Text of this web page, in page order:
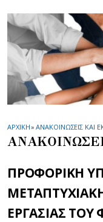
ΑΡΧΙΚΗ» ΑΝΑΚΟΙΝΩΣΕΙΣ ΚΑΙ
ΠΡΟΦΟΡΙΚΗ
ΕΡΓΑΣΙΑΣ